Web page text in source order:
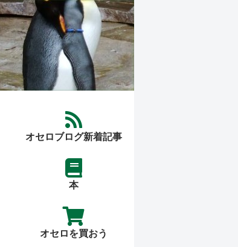
オセロブログ新着記事
本
オセロを買おう